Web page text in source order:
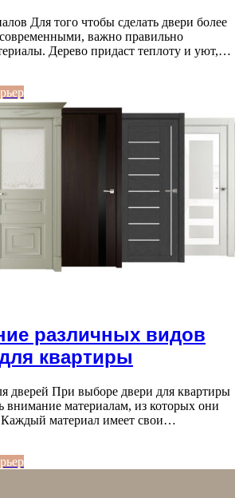
Для того чтобы сделать двери более
важно правильно
Дерево придаст теплоту и уют,…
различных видов
квартиры
дверей При выборе двери для квартиры
внимание материалам, из которых они
Каждый материал имеет свои…